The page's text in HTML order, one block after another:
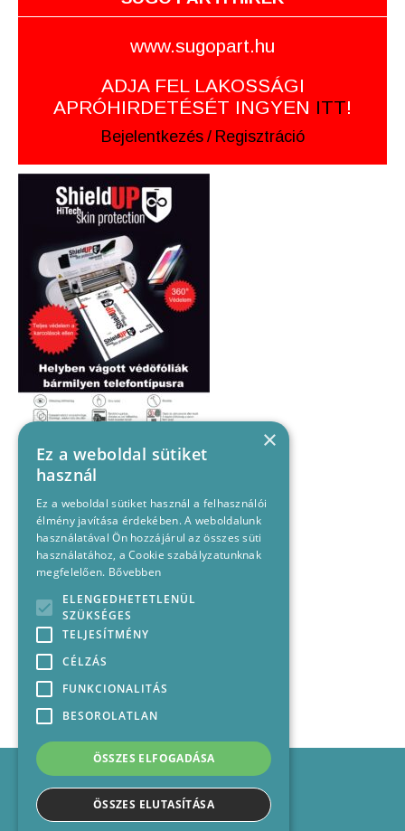
www.sugopart.hu
ADJA FEL LAKOSSÁGI
APRÓHIRDETÉSÉT INGYEN ITT!
Bejelentkezés / Regisztráció
Impresszum
Médiajánlat
Felhasználási feltételek
×
Ez a weboldal sütiket
használ
Ez a weboldal sütiket használ a felhasználói
élmény javítása érdekében. A weboldalunk
használatával Ön hozzájárul az összes süti
használatához, a Cookie szabályzatunknak
megfelelően. Bővebben
ELENGEDHETETLENÜL
SZÜKSÉGES
TELJESÍTMÉNY
CÉLZÁS
FUNKCIONALITÁS
BESOROLATLAN
ÖSSZES ELFOGADÁSA
ÖSSZES ELUTASÍTÁSA